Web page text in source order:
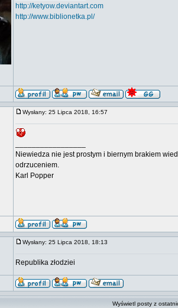
http://ketyow.deviantart.com
http://www.biblionetka.pl/
Wysłany: 25 Lipca 2018, 16:57
Niewiedza nie jest prostym i biernym brakiem
odrzuceniem.
Karl Popper
Wysłany: 25 Lipca 2018, 18:13
Republika złodziei
Wyświetl posty z